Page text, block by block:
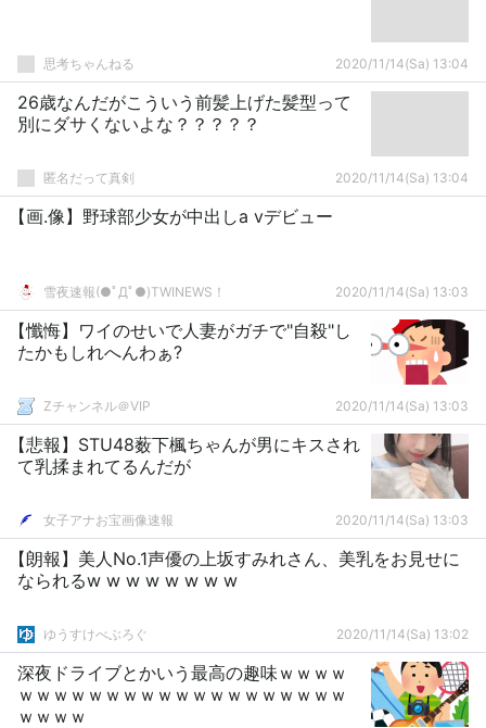
思考ちゃんねる 2020/11/14(Sa) 13:04
26歳なんだがこういう前髪上げた髪型って
別にダサくないよな？？？？？
匿名だって真剣 2020/11/14(Sa) 13:04
【画.像】野球部少女が中出しa vデビュー
雪夜速報(●ﾟДﾟ●)TWINEWS！ 2020/11/14(Sa) 13:03
【懺悔】ワイのせいで人妻がガチで"自殺"し
たかもしれへんわぁ?
Zチャンネル＠VIP 2020/11/14(Sa) 13:03
【悲報】STU48薮下楓ちゃんが男にキスされ
て乳揉まれてるんだが
女子アナお宝画像速報 2020/11/14(Sa) 13:03
【朗報】美人No.1声優の上坂すみれさん、美乳をお見せに
なられるw w w w w w w w
ゆうすけべぶろぐ 2020/11/14(Sa) 13:02
深夜ドライブとかいう最高の趣味ｗｗｗｗ
ｗｗｗｗｗｗｗｗｗｗｗｗｗｗｗｗｗｗｗ
ｗｗｗｗ